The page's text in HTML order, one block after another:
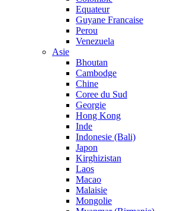
Equateur
Guyane Francaise
Perou
Venezuela
Asie
Bhoutan
Cambodge
Chine
Coree du Sud
Georgie
Hong Kong
Inde
Indonesie (Bali)
Japon
Kirghizistan
Laos
Macao
Malaisie
Mongolie